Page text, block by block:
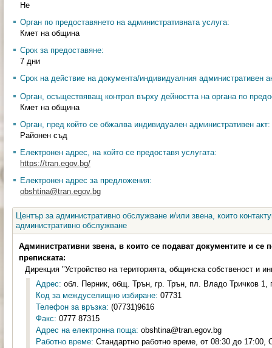
Не
Орган по предоставянето на административната услуга:
Кмет на община
Срок за предоставяне:
7 дни
Срок на действие на документа/индивидуалния административен
Орган, осъществяващ контрол върху дейността на органа по
Кмет на община
Орган, пред който се обжалва индивидуален административен акт:
Районен съд
Електронен адрес, на който се предоставя услугата:
https://tran.egov.bg/
Електронен адрес за предложения:
obshtina@tran.egov.bg
Център за административно обслужване и/или звена, които
административно обслужване
Административни звена, в които се подават документите и се
преписката:
Дирекция "Устройство на територията, общинска собственост и
Адрес: обл. Перник, общ. Трън, гр. Трън, пл. Владо Тричков 1,
Код за междуселищно избиране: 07731
Телефон за връзка: (07731)9616
Факс: 0777 87315
Адрес на електронна поща: obshtina@tran.egov.bg
Работно време: Стандартно работно време, от 08:30 до 17:00,